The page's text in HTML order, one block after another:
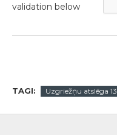
validation below
TAGI: Uzgriežņu atslēga